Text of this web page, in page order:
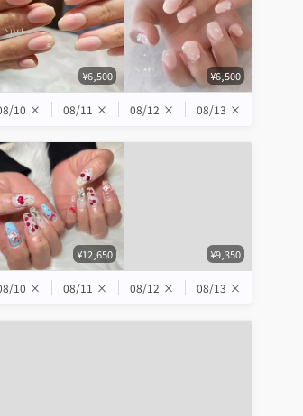
¥6,500 ¥6,500
10 × 08/11 × 08/12 × 08/13 ×
¥12,650 ¥9,350
10 × 08/11 × 08/12 × 08/13 ×